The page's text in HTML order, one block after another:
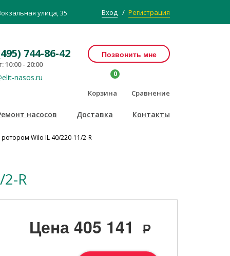
улица, 35 Вход / Регистрация
744-86-42
10:00 - 20:00
nasos.ru
Позвонить мне
Корзина
0
Сравнение
насосов Доставка Контакты
Wilo IL 40/220-11/2-R
R
Цена405 141 Р